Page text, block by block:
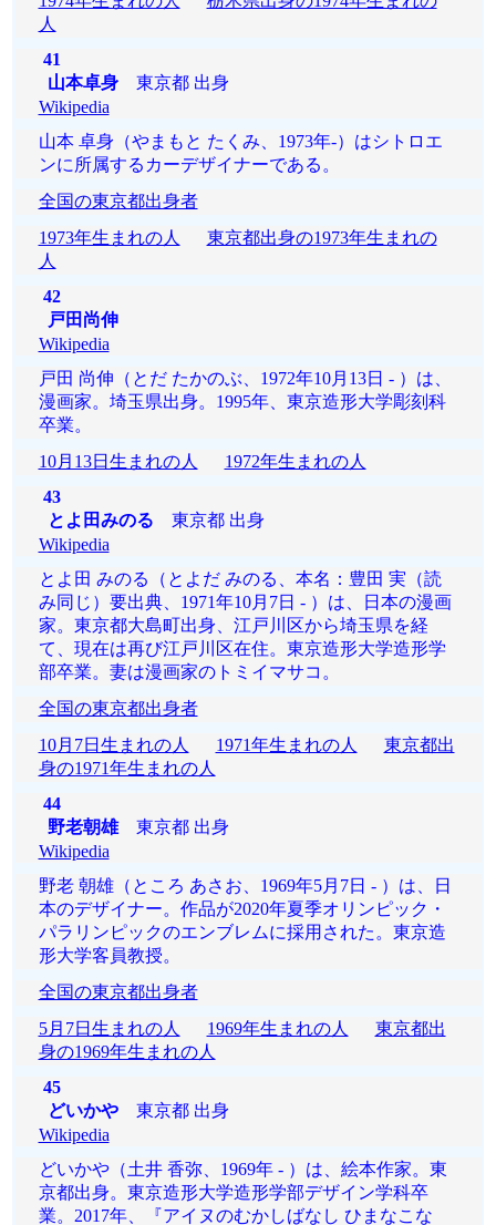
人
41
山本卓身東京都 出身
Wikipedia
山本 卓身（やまもと たくみ、1973年-）はシトロエ
ンに所属するカーデザイナーである。
全国の東京都出身者
1973年生まれの人
東京都出身の1973年生まれの
人
42
戸田尚伸
Wikipedia
戸田 尚伸（とだ たかのぶ、1972年10月13日 - ）は、
漫画家。埼玉県出身。1995年、東京造形大学彫刻科
卒業。
10月13日生まれの人
1972年生まれの人
43
とよ田みのる 東京都 出身
Wikipedia
とよ田 みのる（とよだ みのる、本名：豊田 実（読
み同じ）要出典、1971年10月7日 - ）は、日本の漫画
家。東京都大島町出身、江戸川区から埼玉県を経
て、現在は再び江戸川区在住。東京造形大学造形学
部卒業。妻は漫画家のトミイマサコ。
全国の東京都出身者
10月7日生まれの人
1971年生まれの人
東京都出
身の1971年生まれの人
44
野老朝雄東京都 出身
Wikipedia
野老 朝雄（ところ あさお、1969年5月7日 - ）は、日
本のデザイナー。作品が2020年夏季オリンピック・
パラリンピックのエンブレムに採用された。東京造
形大学客員教授。
全国の東京都出身者
5月7日生まれの人
1969年生まれの人
東京都出
身の1969年生まれの人
45
どいかや東京都 出身
Wikipedia
どいかや（土井 香弥、1969年 - ）は、絵本作家。東
京都出身。東京造形大学造形学部デザイン学科卒
業。2017年、『アイヌのむかしばなし ひまなこな